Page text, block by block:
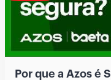
Por que a Azos é